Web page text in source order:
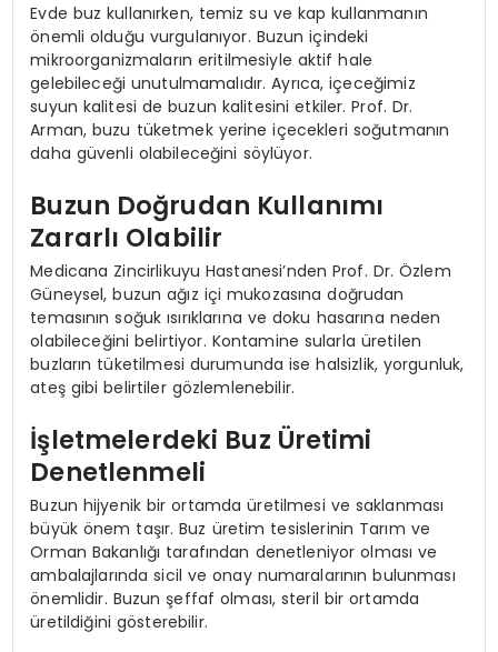
Evde buz kullanırken, temiz su ve kap kullanmanın
önemli olduğu vurgulanıyor. Buzun içindeki
mikroorganizmaların eritilmesiyle aktif hale
gelebileceği unutulmamalıdır. Ayrıca, içeceğimiz
suyun kalitesi de buzun kalitesini etkiler. Prof. Dr.
Arman, buzu tüketmek yerine içecekleri soğutmanın
daha güvenli olabileceğini söylüyor.
Buzun Doğrudan Kullanımı
Zararlı Olabilir
Medicana Zincirlikuyu Hastanesi’nden Prof. Dr. Özlem
Güneysel, buzun ağız içi mukozasına doğrudan
temasının soğuk ısırıklarına ve doku hasarına neden
olabileceğini belirtiyor. Kontamine sularla üretilen
buzların tüketilmesi durumunda ise halsizlik, yorgunluk,
ateş gibi belirtiler gözlemlenebilir.
İşletmelerdeki Buz Üretimi
Denetlenmeli
Buzun hijyenik bir ortamda üretilmesi ve saklanması
büyük önem taşır. Buz üretim tesislerinin Tarım ve
Orman Bakanlığı tarafından denetleniyor olması ve
ambalajlarında sicil ve onay numaralarının bulunması
önemlidir. Buzun şeffaf olması, steril bir ortamda
üretildiğini gösterebilir.